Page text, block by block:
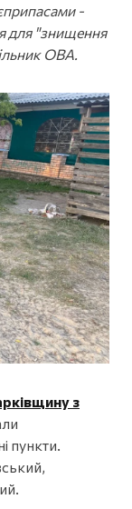
-
для "знищення
ОВА.
з
пункти.